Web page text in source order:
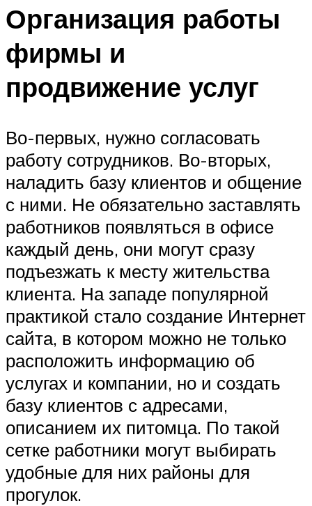
Организация работы
фирмы и
продвижение услуг
Во-первых, нужно согласовать
работу сотрудников. Во-вторых,
наладить базу клиентов и общение
с ними. Не обязательно заставлять
работников появляться в офисе
каждый день, они могут сразу
подъезжать к месту жительства
клиента. На западе популярной
практикой стало создание Интернет
сайта, в котором можно не только
расположить информацию об
услугах и компании, но и создать
базу клиентов с адресами,
описанием их питомца. По такой
сетке работники могут выбирать
удобные для них районы для
прогулок.